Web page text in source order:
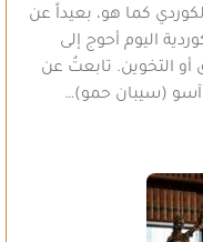
كما هو، بعيداً عن
اليوم أحوج إلى
أو التخوين. تابعتُ عن
آسو (سيبان حمو)…